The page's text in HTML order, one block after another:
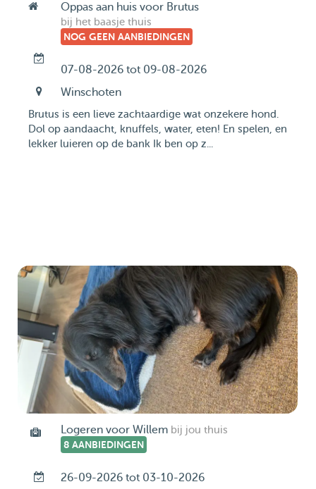
Oppas aan huis voor Brutus
bij het baasje thuis
NOG GEEN AANBIEDINGEN
07-08-2026 tot 09-08-2026
Winschoten
Brutus is een lieve zachtaardige wat onzekere hond.
Dol op aandaacht, knuffels, water, eten! En spelen, en
lekker luieren op de bank Ik ben op z...
Logeren voor Willem bij jou thuis
8 AANBIEDINGEN
26-09-2026 tot 03-10-2026